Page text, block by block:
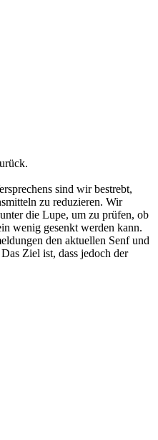
sind wir bestrebt,
zu reduzieren. Wir
die Lupe, um zu prüfen, ob
wenig gesenkt werden kann.
den aktuellen Senf und
Ziel ist, dass jedoch der